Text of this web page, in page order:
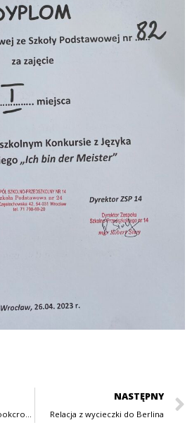
NASTĘPNY
Relacja z wycieczki do Berlina